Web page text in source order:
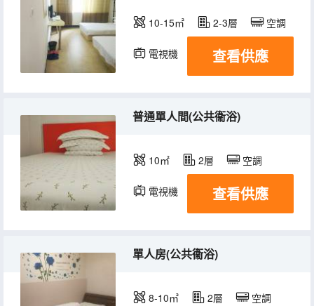
10-15㎡ 2-3層 空調
電視機 查看供應
普通單人間(公共衞浴)
10㎡ 2層 空調
電視機 查看供應
單人房(公共衞浴)
8-10㎡ 2層 空調